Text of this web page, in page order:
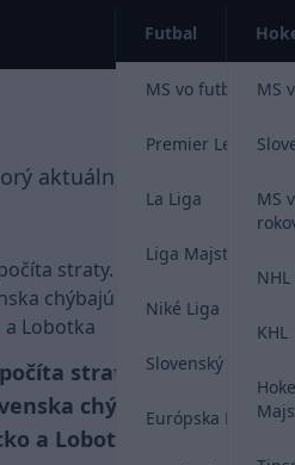
Futbal
MS vo futbale 2026
Premier League
La Liga
Liga Majstrov
Niké Liga
Slovenský futbal
Európska Liga
MS
MS
NHL
KHL
aktuálne hráva v
straty. V
chýbajú
a Lobotka
VIDEO
Hancka